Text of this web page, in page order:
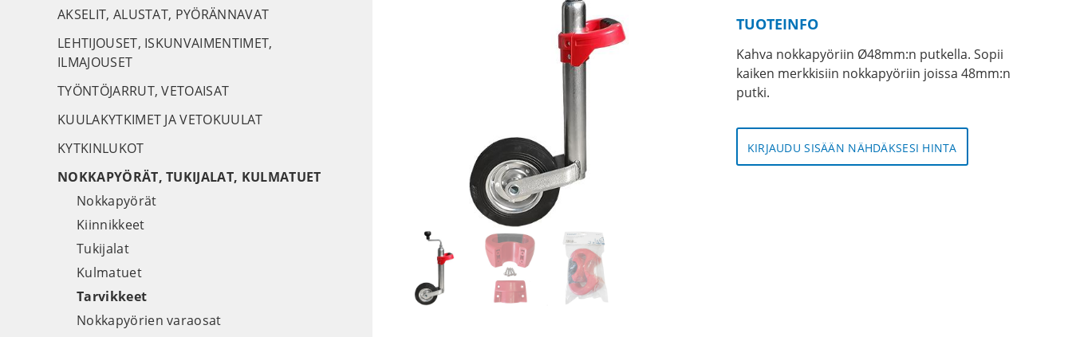
TUOTEINFO
Kahva nokkapyöriin Ø48mm:n putkella. Sopii
kaiken merkkisiin nokkapyöriin joissa 48mm:n
putki.
KIRJAUDU SISÄÄN NÄHDÄKSESI HINTA
AKSELIT, ALUSTAT, PYÖRÄNNAVAT
LEHTIJOUSET, ISKUNVAIMENTIMET,
ILMAJOUSET
TYÖNTÖJARRUT, VETOAISAT
KUULAKYTKIMET JA VETOKUULAT
KYTKINLUKOT
NOKKAPYÖRÄT, TUKIJALAT, KULMATUET
Nokkapyörät
Kiinnikkeet
Tukijalat
Kulmatuet
Tarvikkeet
Nokkapyörien varaosat